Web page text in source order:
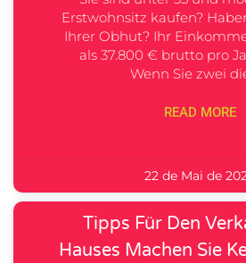
Erstwohnsitz kaufen?
Ihrer Obhut? Ihr
als 37.800 € brutto pro
Wenn Sie zwei
READ MORE
22 de Mai de
Tipps Für Den
Hauses Machen Sie